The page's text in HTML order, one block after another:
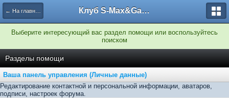
← На главную Клуб S-Max&Galaxy
Выберите интересующий вас раздел помощи или воспользуйтесь
поиском
Разделы помощи
Ваша панель управления (Личные данные)
Редактирование контактной и персональной информации, аватаров,
подписи, настроек форума.